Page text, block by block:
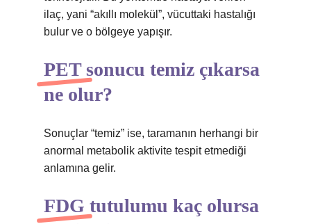
ilaç, yani “akıllı molekül”, vücuttaki hastalığı
bulur ve o bölgeye yapışır.
PET sonucu temiz çıkarsa
ne olur?
Sonuçlar “temiz” ise, taramanın herhangi bir
anormal metabolik aktivite tespit etmediği
anlamına gelir.
FDG tutulumu kaç olursa